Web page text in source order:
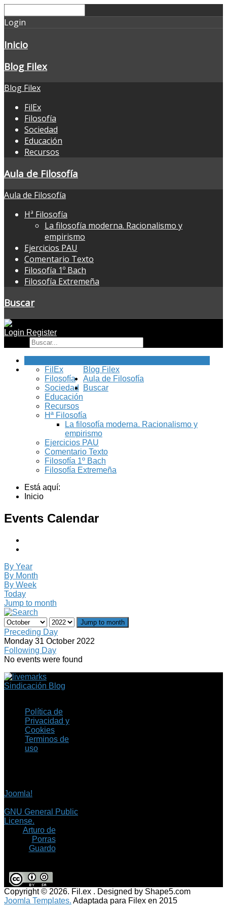
Login
Inicio
Blog Filex
Blog Filex
FilEx
Filosofía
Sociedad
Educación
Recursos
Aula de Filosofía
Aula de Filosofía
Hª Filosofía
La filosofía moderna. Racionalismo y
empirismo
Ejercicios PAU
Comentario Texto
Filosofía 1º Bach
Filosofía Extremeña
Buscar
Login Register
Blog Filex
FilEx
Filosofía
Sociedad
Educación
Recursos
Aula de Filosofía
Hª Filosofía
La filosofía moderna. Racionalismo y
empirismo
Ejercicios PAU
Comentario Texto
Filosofía 1º Bach
Filosofía Extremeña
Buscar
Está aquí:
Inicio
Events Calendar
By Year
By Month
By Week
Today
Jump to month
Jump to month
Preceding Day
Monday 31 October 2022
Following Day
No events were found
Sindicación Blog
Política de
Privacidad y
Cookies
Terminos de
uso
Joomla!
GNU General Public
License.
Arturo de
Porras
Guardo
Copyright © 2026. Fil.ex . Designed by Shape5.com
Joomla Templates. Adaptada para Filex en 2015